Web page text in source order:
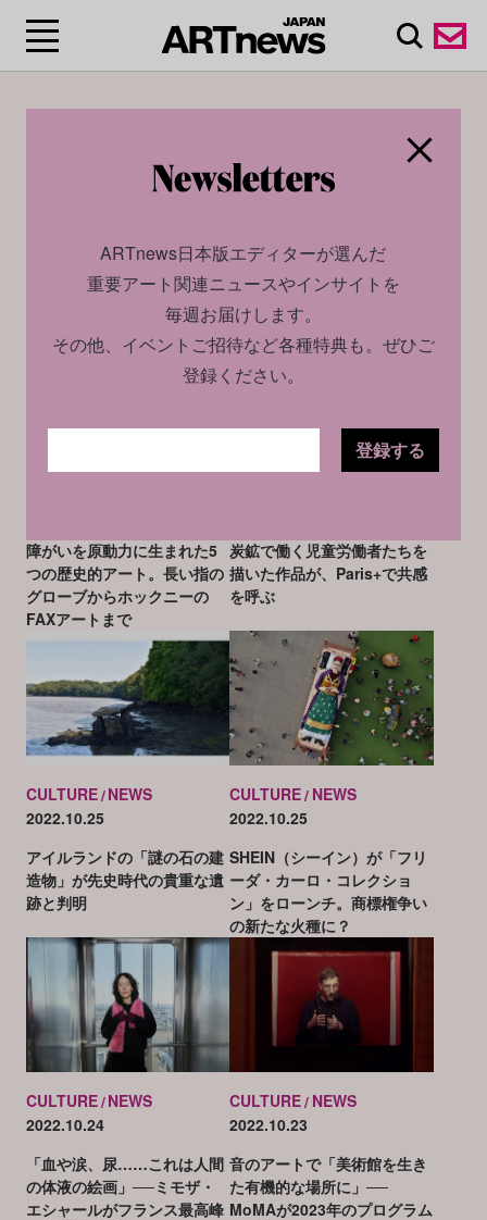
展覧会情報や作家インタビュー、ファッション・音楽・
障がいを原動力に生まれた5
つの歴史的アート。長い指の
グローブからホックニーの
FAXアートまで
炭鉱で働く児童労働者たちを
描いた作品が、Paris+で共感
を呼ぶ
CULTURE NEWS
2022.10.25
アイルランドの「謎の石の建
造物」が先史時代の貴重な遺
跡と判明
CULTURE NEWS
2022.10.25
SHEIN（シーイン）が「フリ
ーダ・カーロ・コレクショ
ン」をローンチ。商標権争い
の新たな火種に？
CULTURE NEWS
2022.10.24
「血や涙、尿……これは人間
の体液の絵画」──ミモザ・
エシャールがフランス最高峰
CULTURE NEWS
2022.10.23
音のアートで「美術館を生き
た有機的な場所に」──
MoMAが2023年のプログラム
ARTnews日本版エディターが選んだ
重要アート関連ニュースやインサイトを
毎週お届けします。
その他、イベントご招待など各種特典も。ぜひご
登録ください。
登録する